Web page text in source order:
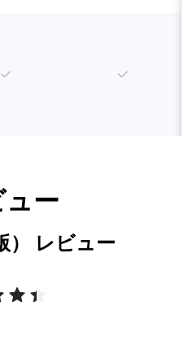
ュー
） レビュー